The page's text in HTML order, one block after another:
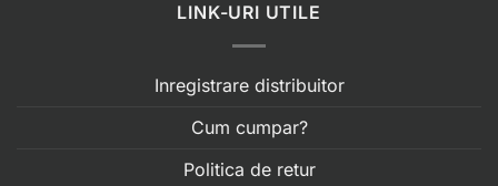
LINK-URI UTILE
Inregistrare distribuitor
Cum cumpar?
Politica de retur